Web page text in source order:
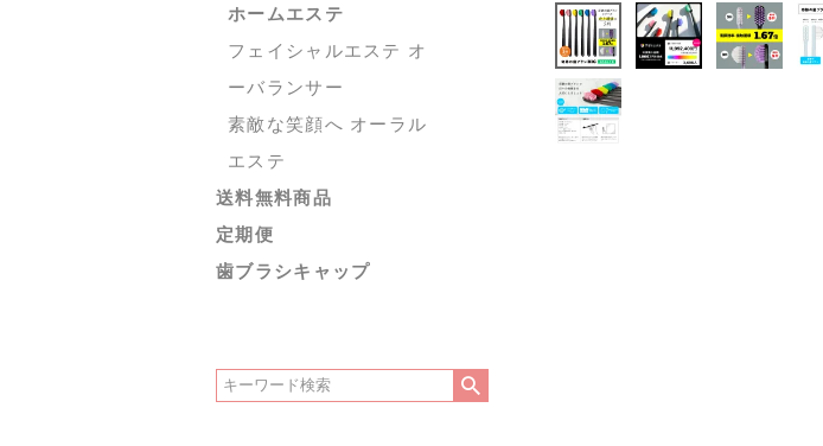
ホームエステ
フェイシャルエステ オ
ーバランサー
素敵な笑顔へ オーラル
エステ
送料無料商品
定期便
歯ブラシキャップ